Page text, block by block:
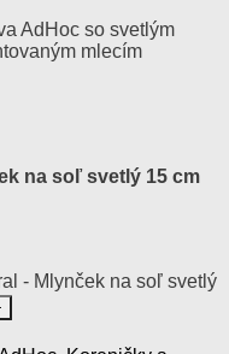
AdHoc so svetlým
mlecím
na soľ svetlý 15 cm
- Mlynček na soľ svetlý